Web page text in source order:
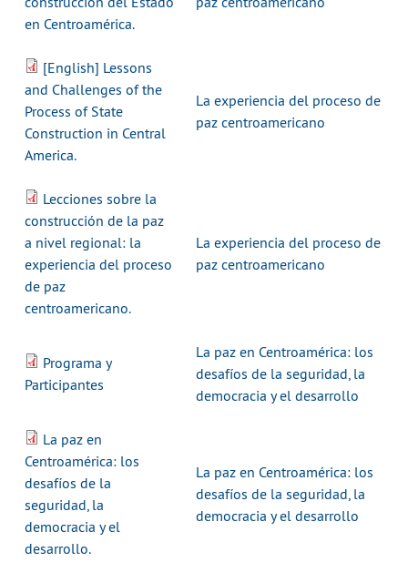
en Centroamérica.
[English] Lessons
and Challenges of the
Process of State
Construction in Central
America.
La experiencia del proceso de
paz centroamericano
Lecciones sobre la
construcción de la paz
a nivel regional: la
experiencia del proceso
de paz
centroamericano.
La experiencia del proceso de
paz centroamericano
Programa y
Participantes
La paz en Centroamérica: los
desafíos de la seguridad, la
democracia y el desarrollo
La paz en
Centroamérica: los
desafíos de la
seguridad, la
democracia y el
desarrollo.
La paz en Centroamérica: los
desafíos de la seguridad, la
democracia y el desarrollo